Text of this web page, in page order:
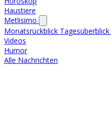
Haustiere
Metlisimo
Monatsrückblick Tagesüberblick
Videos
Humor
Alle Nachrichten